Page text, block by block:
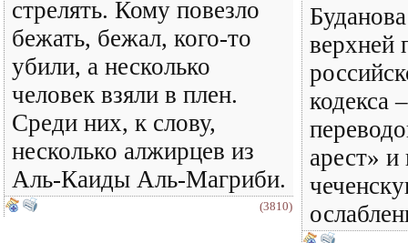
стрелять. Кому повезло
бежать, бежал, кого-то
убили, а несколько
человек взяли в плен.
Среди них, к слову,
несколько алжирцев из
Аль-Каиды Аль-Магриби.
(3810)
верхней
кодекса
арест»